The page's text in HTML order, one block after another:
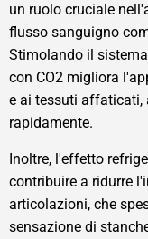
un ruolo cruciale
flusso sanguigno
Stimolando il
con CO2 migliora
e ai tessuti affaticati,
rapidamente.
Inoltre, l'effetto
contribuire a ridurre
articolazioni, che
sensazione di